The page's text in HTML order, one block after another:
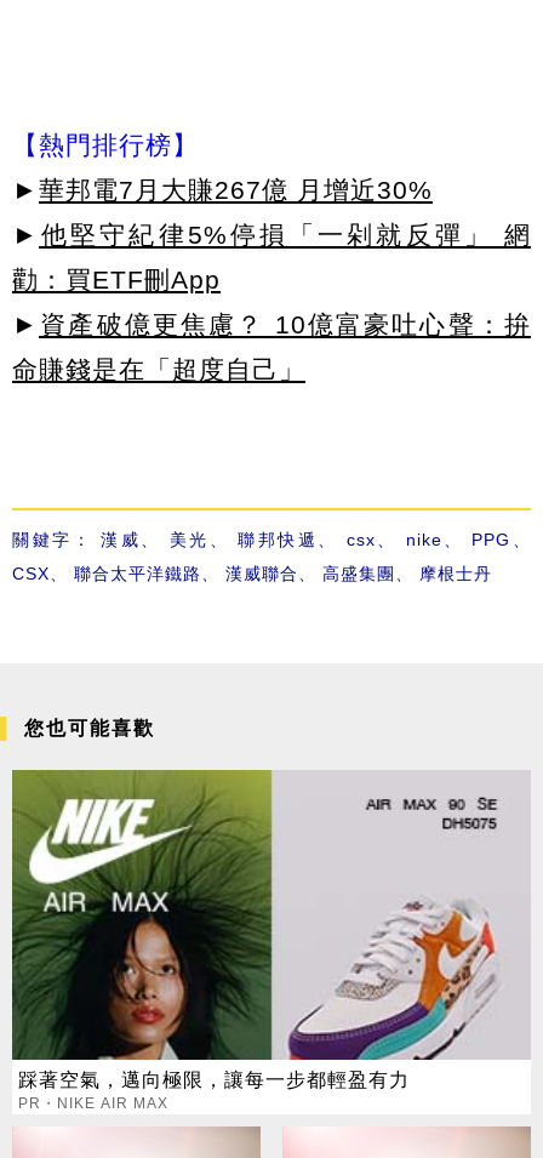
【熱門排行榜】
► 華邦電7月大賺267億 月增近30%
► 他堅守紀律5%停損「一剁就反彈」 網
勸：買ETF刪App
► 資產破億更焦慮？ 10億富豪吐心聲：拚
命賺錢是在「超度自己」
關鍵字：漢威 美光 、聯邦快遞 csx nike PPG
CSX
聯合太平洋鐵路 漢威聯合 高盛集團 摩根士丹
您也可能喜歡
踩著空氣，邁向極限，讓每一步都輕盈有力
PR・NIKE AIR MAX